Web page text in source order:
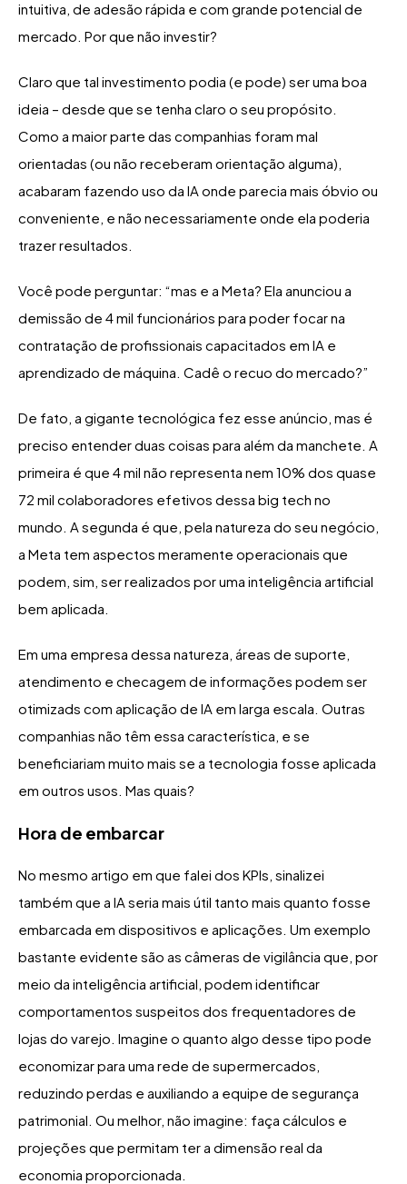
intuitiva, de adesão rápida e com grande potencial de
mercado. Por que não investir?
Claro que tal investimento podia (e pode) ser uma boa
ideia – desde que se tenha claro o seu propósito.
Como a maior parte das companhias foram mal
orientadas (ou não receberam orientação alguma),
acabaram fazendo uso da IA onde parecia mais óbvio ou
conveniente, e não necessariamente onde ela poderia
trazer resultados.
Você pode perguntar: “mas e a Meta? Ela anunciou a
demissão de 4 mil funcionários para poder focar na
contratação de profissionais capacitados em IA e
aprendizado de máquina. Cadê o recuo do mercado?”
De fato, a gigante tecnológica fez esse anúncio, mas é
preciso entender duas coisas para além da manchete. A
primeira é que 4 mil não representa nem 10% dos quase
72 mil colaboradores efetivos dessa big tech no
mundo. A segunda é que, pela natureza do seu negócio,
a Meta tem aspectos meramente operacionais que
podem, sim, ser realizados por uma inteligência artificial
bem aplicada.
Em uma empresa dessa natureza, áreas de suporte,
atendimento e checagem de informações podem ser
otimizads com aplicação de IA em larga escala. Outras
companhias não têm essa característica, e se
beneficiariam muito mais se a tecnologia fosse aplicada
em outros usos. Mas quais?
Hora de embarcar
No mesmo artigo em que falei dos KPIs, sinalizei
também que a IA seria mais útil tanto mais quanto fosse
embarcada em dispositivos e aplicações. Um exemplo
bastante evidente são as câmeras de vigilância que, por
meio da inteligência artificial, podem identificar
comportamentos suspeitos dos frequentadores de
lojas do varejo. Imagine o quanto algo desse tipo pode
economizar para uma rede de supermercados,
reduzindo perdas e auxiliando a equipe de segurança
patrimonial. Ou melhor, não imagine: faça cálculos e
projeções que permitam ter a dimensão real da
economia proporcionada.